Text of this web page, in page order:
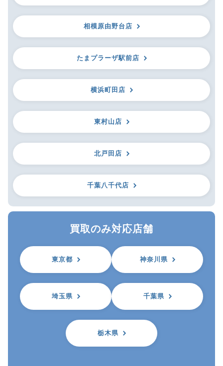
相模原由野台店
たまプラーザ駅前店
横浜町田店
東村山店
北戸田店
千葉八千代店
買取のみ対応店舗
東京都 神奈川県
埼玉県 千葉県
栃木県